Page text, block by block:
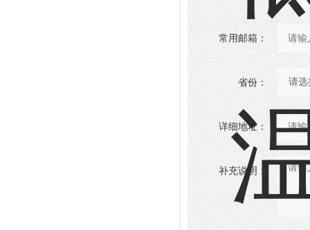
常用邮箱：
省份：
详细地址：
补充说明：